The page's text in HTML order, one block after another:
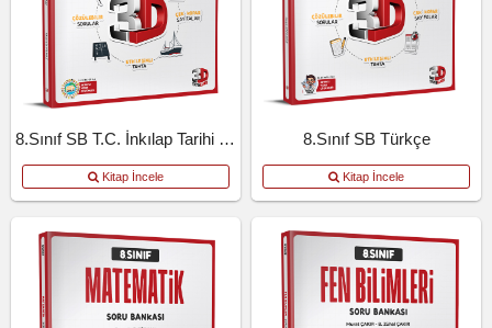
8.Sınıf SB T.C. İnkılap Tarihi Ve Atatürkçülük
Kitap İncele
8.Sınıf SB Türkçe
Kitap İncele